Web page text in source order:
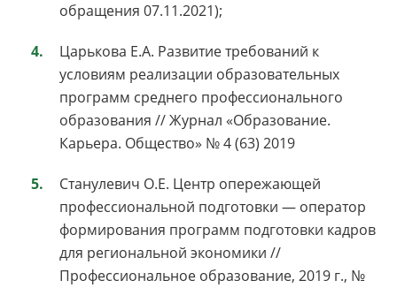
обращения 07.11.2021);
Царькова Е.А. Развитие требований к
условиям реализации образовательных
программ среднего профессионального
образования // Журнал «Образование.
Карьера. Общество» № 4 (63) 2019
Станулевич О.Е. Центр опережающей
профессиональной подготовки — оператор
формирования программ подготовки кадров
для региональной экономики //
Профессиональное образование, 2019 г., №